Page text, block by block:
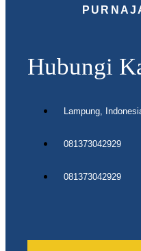
Hubungi
Lampung,
081373042929
081373042929